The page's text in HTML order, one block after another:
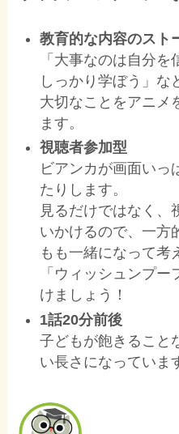
教育的な内容のスト
「大事なのは自分
しっかり学ぼう」な
大切なことをアニメ
ます。
視聴者参加型
ビアンカが画面いっ
たりします。
見るだけではなく、
いかけるので、一方
もも一緒になって考
「ウィッシュンプ
けましょう！
1話20分前後
子どもが飽きること
い長さになっていま